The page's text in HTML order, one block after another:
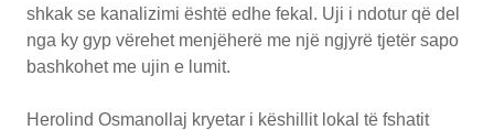
shkak se kanalizimi është edhe fekal. Uji i ndotur që del
nga ky gyp vërehet menjëherë me një ngjyrë tjetër sapo
bashkohet me ujin e lumit.
Herolind Osmanollaj kryetar i këshillit lokal të fshatit